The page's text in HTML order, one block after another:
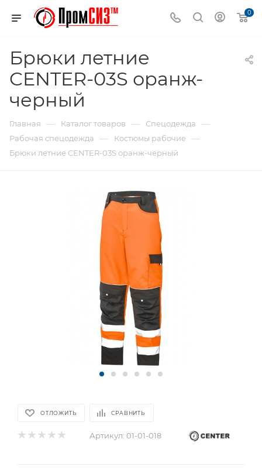
0
Брюки летние
CENTER-03S оранж-
черный
Главная — Каталог товаров — Спецодежда —
Рабочая спецодежда — Костюмы рабочие —
Брюки летние CENTER-03S оранж-черный
ОТЛОЖИТЬ СРАВНИТЬ
Артикул: 01-01-018